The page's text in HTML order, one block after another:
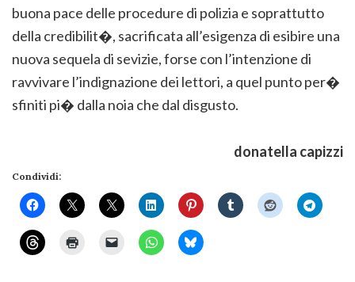
buona pace delle procedure di polizia e soprattutto
della credibilit�, sacrificata all’esigenza di esibire una
nuova sequela di sevizie, forse con l’intenzione di
ravvivare l’indignazione dei lettori, a quel punto per�
sfiniti pi� dalla noia che dal disgusto.
donatella capizzi
Condividi: